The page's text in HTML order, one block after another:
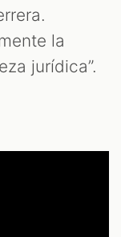
la
jurídica”.